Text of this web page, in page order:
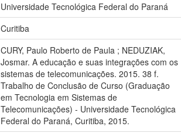
Universidade Tecnológica Federal do Paraná
Curitiba
CURY, Paulo Roberto de Paula ; NEDUZIAK,
Josmar. A educação e suas integrações com os
sistemas de telecomunicações. 2015. 38 f.
Trabalho de Conclusão de Curso (Graduação
em Tecnologia em Sistemas de
Telecomunicações) - Universidade Tecnológica
Federal do Paraná, Curitiba, 2015.